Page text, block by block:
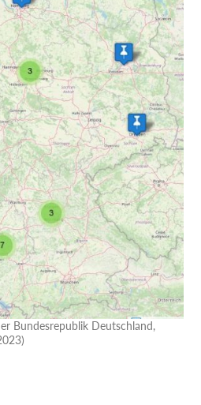
Bundesrepublik Deutschland,